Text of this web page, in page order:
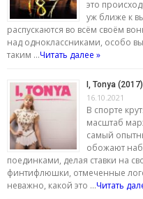
это
уж ближе к
распускаются во всём своём
над одноклассниками, особо
таким …Читать далее »
I, Tonya (2017)
16.10.2021
В спорте
масштаб
самый
обожают
поединками, делая ставки на
финтифлюшки, отмеченные
неважно, какой это …Читать